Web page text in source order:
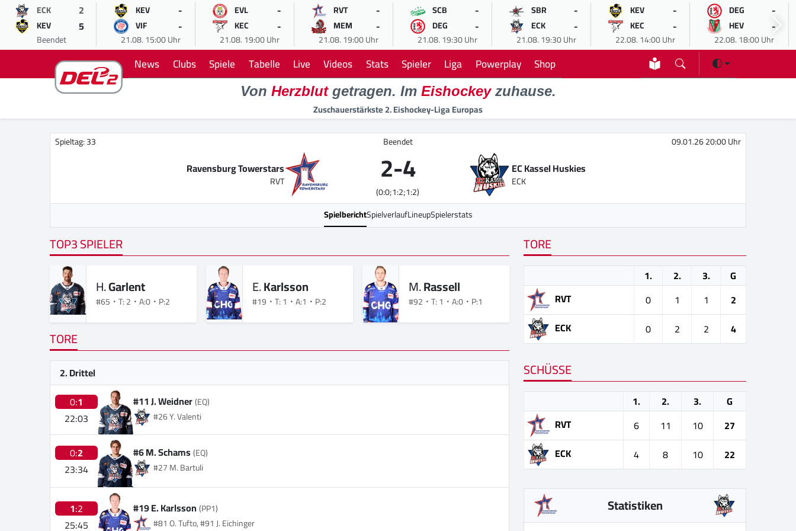
ECK 2
KEV 5
Beendet
KEV -
VIF -
21.08. 15:00 Uhr
EVL -
KEC -
21.08. 19:00 Uhr
RVT -
MEM -
21.08. 19:00 Uhr
SCB -
DEG -
21.08. 19:30 Uhr
SBR -
ECK -
21.08. 19:30 Uhr
KEV -
KEC -
22.08. 14:00 Uhr
DEG -
HEV -
22.08. 18:00 Uhr
News Clubs Spiele Tabelle Live Videos Stats Spieler Liga Powerplay Shop
Von Herzblutgetragen. Im Eishockeyzuhause.
Zuschauerstärkste 2. Eishockey-Liga Europas
Spieltag: 33 Beendet 09.01.26 20:00 Uhr
Ravensburg Towerstars
RVT 2-4
(0:0;1:2;1:2)
EC Kassel Huskies
ECK
SpielberichtSpielverlaufLineupSpielerstats
TOP3 SPIELER
H.Garlent
#65 T: 2 A:0 P:2
E.Karlsson
#19 T: 1 A:1 P:2
M.Rassell
#92 T: 1 A:0 P:1
TORE
2. Drittel
0:1
22:03
#11 J. Weidner(EQ)
#26 Y. Valenti
0:2
23:34
#6 M. Schams(EQ)
#27 M. Bartuli
1:2
25:45
#19 E. Karlsson(PP1)
#81 O. Tufto, #91 J. Eichinger
TORE
1. 2. 3.
G
RVT
0 1 1
2
ECK
0 2 2 4
SCHÜSSE
1. 2. 3.
G
RVT
6 11 10
27
ECK
4 8 10 22
Statistiken